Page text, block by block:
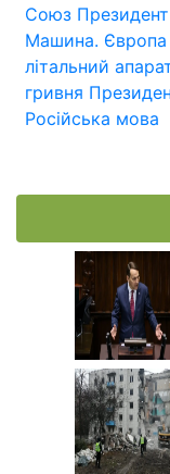
Союз
Машина. Європа
літальний
гривня
Російська мова